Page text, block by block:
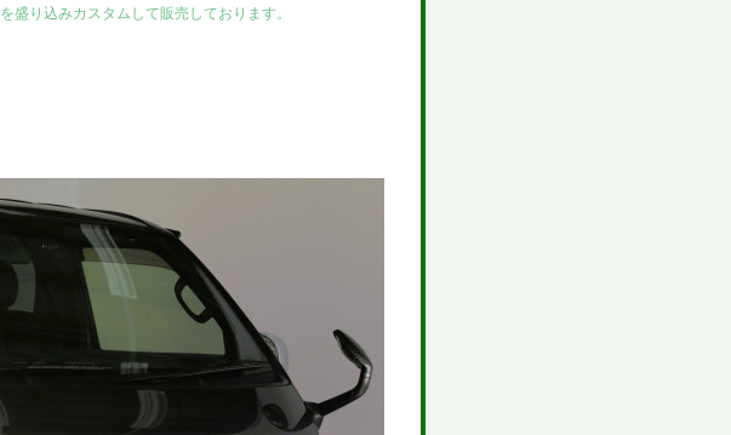
盛り込みカスタムして販売しております。